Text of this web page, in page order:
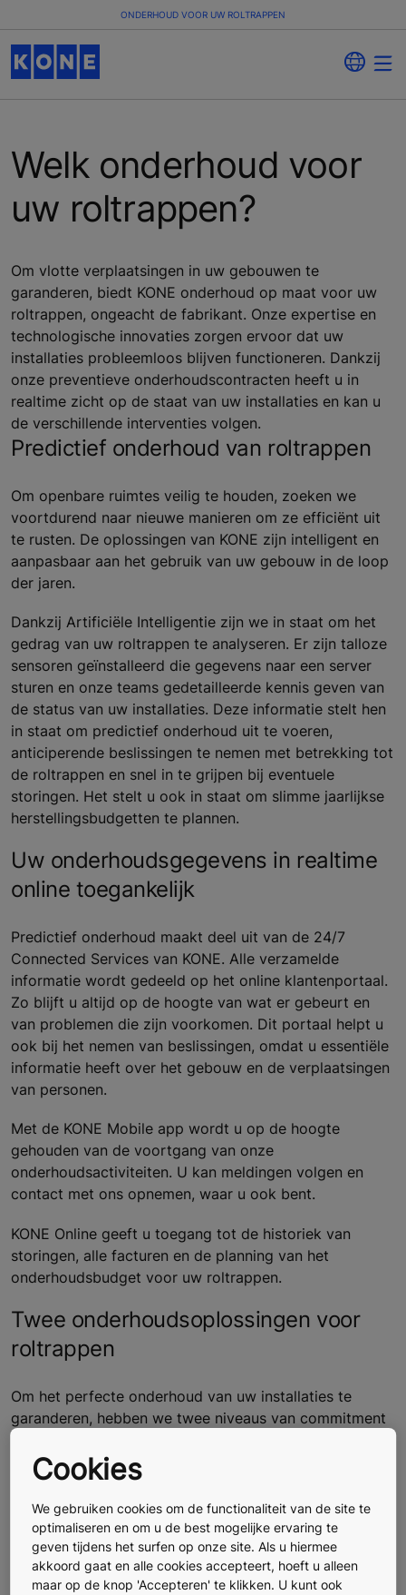
ONDERHOUD VOOR UW ROLTRAPPEN
Welk onderhoud voor
uw roltrappen?
Om vlotte verplaatsingen in uw gebouwen te
garanderen, biedt KONE onderhoud op maat voor uw
roltrappen, ongeacht de fabrikant. Onze expertise en
technologische innovaties zorgen ervoor dat uw
installaties probleemloos blijven functioneren. Dankzij
onze preventieve onderhoudscontracten heeft u in
realtime zicht op de staat van uw installaties en kan u
de verschillende interventies volgen.
Predictief onderhoud van roltrappen
Om openbare ruimtes veilig te houden, zoeken we
voortdurend naar nieuwe manieren om ze efficiënt uit
te rusten. De oplossingen van KONE zijn intelligent en
aanpasbaar aan het gebruik van uw gebouw in de loop
der jaren.
Dankzij Artificiële Intelligentie zijn we in staat om het
gedrag van uw roltrappen te analyseren. Er zijn talloze
sensoren geïnstalleerd die gegevens naar een server
sturen en onze teams gedetailleerde kennis geven van
de status van uw installaties. Deze informatie stelt hen
in staat om predictief onderhoud uit te voeren,
anticiperende beslissingen te nemen met betrekking tot
de roltrappen en snel in te grijpen bij eventuele
storingen. Het stelt u ook in staat om slimme jaarlijkse
herstellingsbudgetten te plannen.
Uw onderhoudsgegevens in realtime
online toegankelijk
Predictief onderhoud maakt deel uit van de 24/7
Connected Services van KONE. Alle verzamelde
informatie wordt gedeeld op het online klantenportaal.
Zo blijft u altijd op de hoogte van wat er gebeurt en
van problemen die zijn voorkomen. Dit portaal helpt u
ook bij het nemen van beslissingen, omdat u essentiële
informatie heeft over het gebouw en de verplaatsingen
van personen.
Met de KONE Mobile app wordt u op de hoogte
gehouden van de voortgang van onze
onderhoudsactiviteiten. U kan meldingen volgen en
contact met ons opnemen, waar u ook bent.
KONE Online geeft u toegang tot de historiek van
storingen, alle facturen en de planning van het
onderhoudsbudget voor uw roltrappen.
Twee onderhoudsoplossingen voor
roltrappen
Om het perfecte onderhoud van uw installaties te
garanderen, hebben we twee niveaus van commitment
KONE Care Standard
normen en voorschriften;
KONE Care Premium, een aanbod op maat dat 95%
beschikbaarheid van uw installaties verzekert.
Cookies
We gebruiken cookies om de functionaliteit van de site te
optimaliseren en om u de best mogelijke ervaring te
geven tijdens het surfen op onze site. Als u hiermee
akkoord gaat en alle cookies accepteert, hoeft u alleen
maar op de knop 'Accepteren' te klikken. U kunt ook